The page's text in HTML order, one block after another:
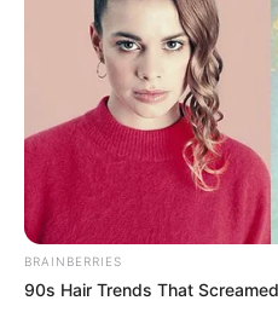
BRAINBERRIES
90s Hair Trends That